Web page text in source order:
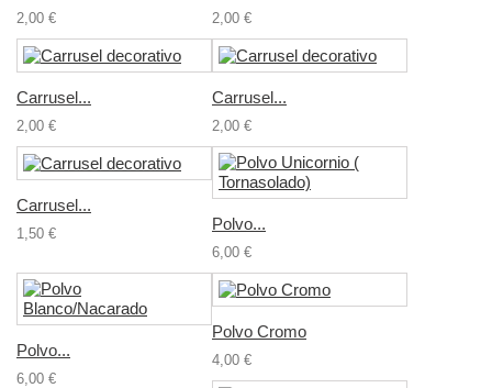
2,00 € 2,00 €
Carrusel...
2,00 €
Carrusel...
2,00 €
Carrusel...
1,50 €
Polvo...
6,00 €
Polvo...
6,00 €
Polvo Cromo
4,00 €